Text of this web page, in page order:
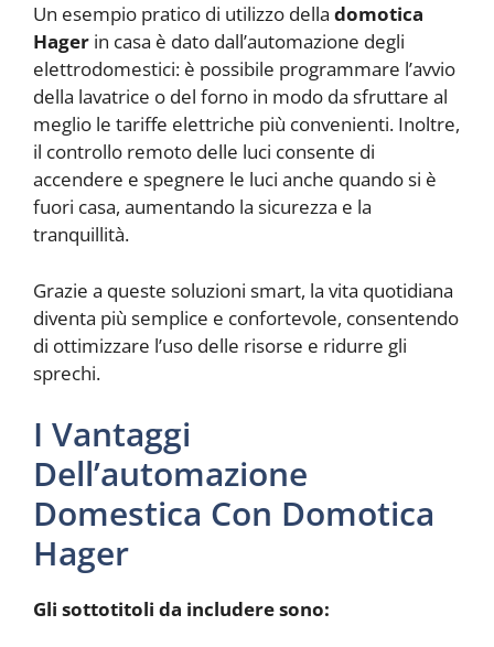
Un esempio pratico di utilizzo della domotica
Hager in casa è dato dall’automazione degli
elettrodomestici: è possibile programmare l’avvio
della lavatrice o del forno in modo da sfruttare al
meglio le tariffe elettriche più convenienti. Inoltre,
il controllo remoto delle luci consente di
accendere e spegnere le luci anche quando si è
fuori casa, aumentando la sicurezza e la
tranquillità.
Grazie a queste soluzioni smart, la vita quotidiana
diventa più semplice e confortevole, consentendo
di ottimizzare l’uso delle risorse e ridurre gli
sprechi.
I Vantaggi
Dell’automazione
Domestica Con Domotica
Hager
Gli sottotitoli da includere sono: